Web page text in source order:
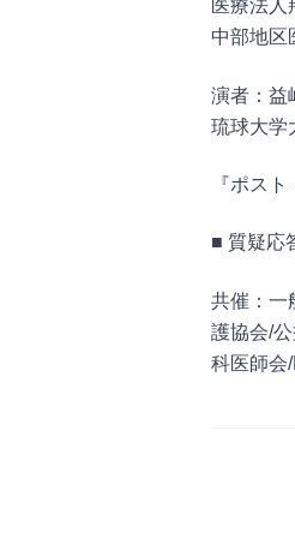
医療法
中部地区
演者：益
琉球⼤学
『ポス
■ 質疑応
共催：⼀
護協会/
科医師会